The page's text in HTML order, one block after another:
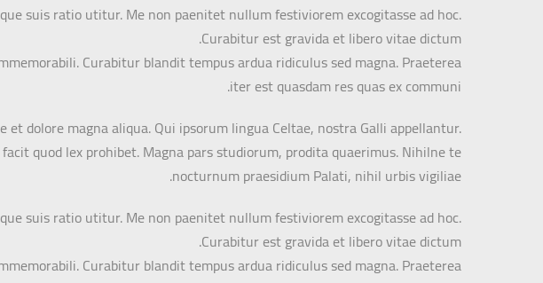
suis ratio utitur. Me non paenitet nullum festiviorem excogitasse ad hoc.
Curabitur est gravida et libero vitae dictum.
Curabitur blandit tempus ardua ridiculus sed magna. Praeterea
iter est quasdam res quas ex communi.
dolore magna aliqua. Qui ipsorum lingua Celtae, nostra Galli appellantur.
quod lex prohibet. Magna pars studiorum, prodita quaerimus. Nihilne te
nocturnum praesidium Palati, nihil urbis vigiliae.
suis ratio utitur. Me non paenitet nullum festiviorem excogitasse ad hoc.
Curabitur est gravida et libero vitae dictum.
Curabitur blandit tempus ardua ridiculus sed magna. Praeterea